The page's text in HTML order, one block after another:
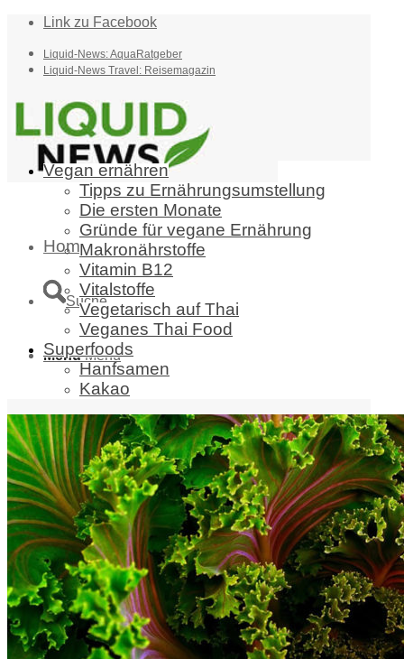
Link zu Facebook
Liquid-News: AquaRatgeber
Liquid-News Travel: Reisemagazin
Home
Suche
Menü Menü
Vegan ernähren
Tipps zu Ernährungsumstellung
Die ersten Monate
Gründe für vegane Ernährung
Makronährstoffe
Vitamin B12
Vitalstoffe
Vegetarisch auf Thai
Veganes Thai Food
Superfoods
Hanfsamen
Kakao